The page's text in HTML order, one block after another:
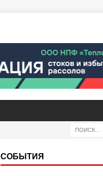
СОБЫТИЯ